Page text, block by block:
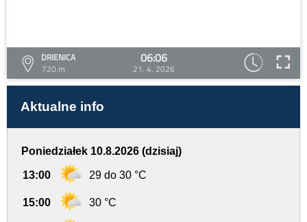
DRIENICA
720 m
06:06
21. 4. 2026
Aktualne info
Poniedziałek 10.8.2026 (dzisiaj)
13:00 29 do 30 °C
15:00 30 °C